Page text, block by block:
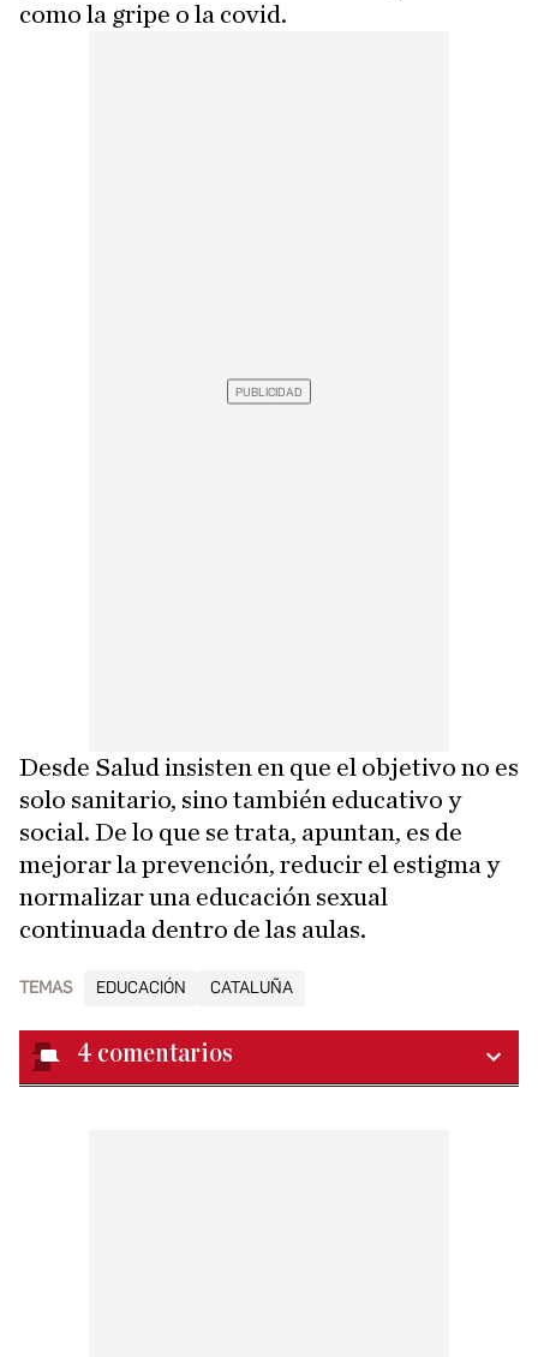
como la gripe o la covid.
Desde Salud insisten en que el objetivo no es
solo sanitario, sino también educativo y
social. De lo que se trata, apuntan, es de
mejorar la prevención, reducir el estigma y
normalizar una educación sexual
continuada dentro de las aulas.
TEMAS EDUCACIÓN CATALUÑA
4 comentarios